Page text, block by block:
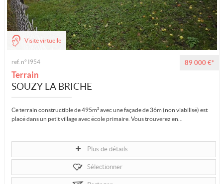
Visite virtuelle
89 000 €*
ref. n° I954
Terrain
SOUZY LA BRICHE
Ce terrain constructible de 495m² avec une façade de 36m (non viabilisé) est
placé dans un petit village avec école primaire. Vous trouverez en...
Plus de détails
Sélectionner